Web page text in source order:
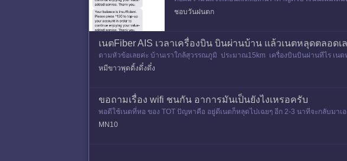
วจสอบดูเติมเงินเข้าระบบตลอดแต่หลังๆม
ชอบวันฝนตก
เนตFiber AIS เวลาเครื่องบิน บินผ่านบ้าน แล้วเนตหลุดตลอดเ
ตามหัวข้อเลยค่ะ บ้านเราใกล้สุวรรณภูมิ ประมาณ15km เครื่องบินบินผ่านทีไร เ
หมีขาวพุดดิ้งดึ๋งดึ๋ง
ขอถามเรื่อง wifi ชนกัน อาการมันเป็นยังไงเหรอครับ
พอดีใช้เนตที่หอ ของ TOT ปัญหาคือ อยู่ดีเนตก็หลุดไปเฉยๆ อีก 2-3 นาทีจะกลับม
1. ตอนนี้ที่
MN10